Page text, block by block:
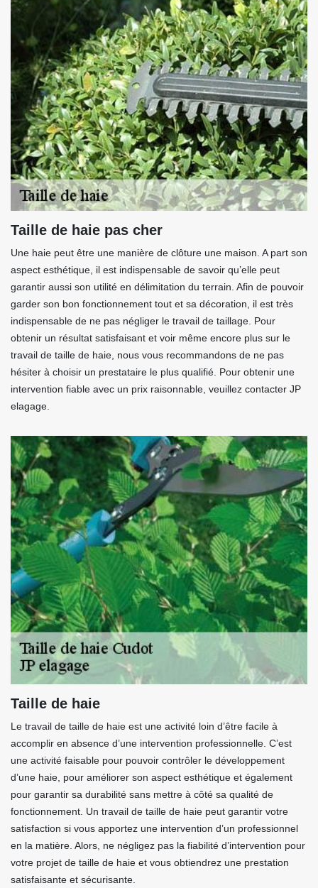
Taille de haie pas cher
Une haie peut être une manière de clôture une maison. A part son
aspect esthétique, il est indispensable de savoir qu’elle peut
garantir aussi son utilité en délimitation du terrain. Afin de pouvoir
garder son bon fonctionnement tout et sa décoration, il est très
indispensable de ne pas négliger le travail de taillage. Pour
obtenir un résultat satisfaisant et voir même encore plus sur le
travail de taille de haie, nous vous recommandons de ne pas
hésiter à choisir un prestataire le plus qualifié. Pour obtenir une
intervention fiable avec un prix raisonnable, veuillez contacter JP
elagage.
Taille de haie
Le travail de taille de haie est une activité loin d’être facile à
accomplir en absence d’une intervention professionnelle. C’est
une activité faisable pour pouvoir contrôler le développement
d’une haie, pour améliorer son aspect esthétique et également
pour garantir sa durabilité sans mettre à côté sa qualité de
fonctionnement. Un travail de taille de haie peut garantir votre
satisfaction si vous apportez une intervention d’un professionnel
en la matière. Alors, ne négligez pas la fiabilité d’intervention pour
votre projet de taille de haie et vous obtiendrez une prestation
satisfaisante et sécurisante.